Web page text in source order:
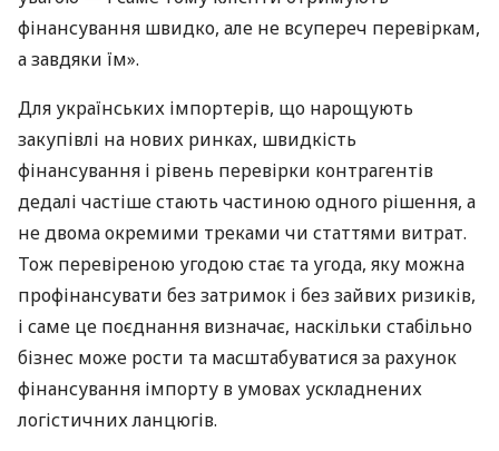
фінансування швидко, але не всупереч перевіркам,
а завдяки їм».
Для українських імпортерів, що нарощують
закупівлі на нових ринках, швидкість
фінансування і рівень перевірки контрагентів
дедалі частіше стають частиною одного рішення, а
не двома окремими треками чи статтями витрат.
Тож перевіреною угодою стає та угода, яку можна
профінансувати без затримок і без зайвих ризиків,
і саме це поєднання визначає, наскільки стабільно
бізнес може рости та масштабуватися за рахунок
фінансування імпорту в умовах ускладнених
логістичних ланцюгів.